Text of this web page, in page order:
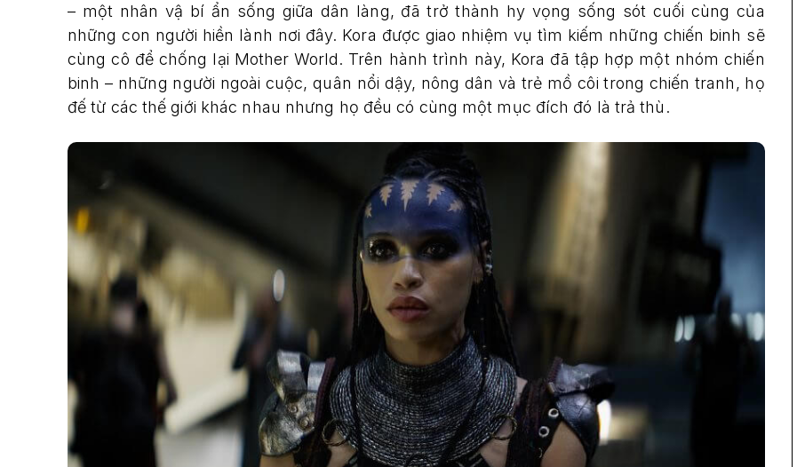
– một nhân vậ bí ẩn sống giữa dân làng, đã trở thành hy vọng sống sót cuối cùng của
những con người hiền lành nơi đây. Kora được giao nhiệm vụ tìm kiếm những chiến binh sẽ
cùng cô để chống lại Mother World. Trên hành trình này, Kora đã tập hợp một nhóm chiến
binh – những người ngoài cuộc, quân nổi dậy, nông dân và trẻ mồ côi trong chiến tranh, họ
đế từ các thế giới khác nhau nhưng họ đều có cùng một mục đích đó là trả thù.